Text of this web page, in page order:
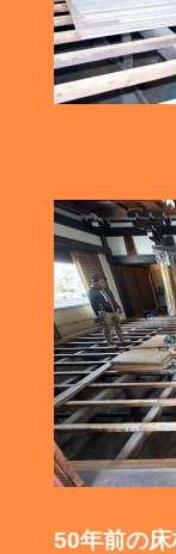
50年前の床